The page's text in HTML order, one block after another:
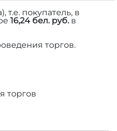
покупатель, в
16,24 бел. руб.в
торгов.
торгов